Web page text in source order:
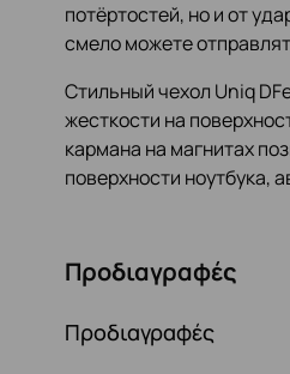
потёртостей, но и от
смело можете
Стильный чехол Uniq
жесткости на
кармана на магнитах
поверхности ноутбука,
Προδιαγραφές
Προδιαγραφές